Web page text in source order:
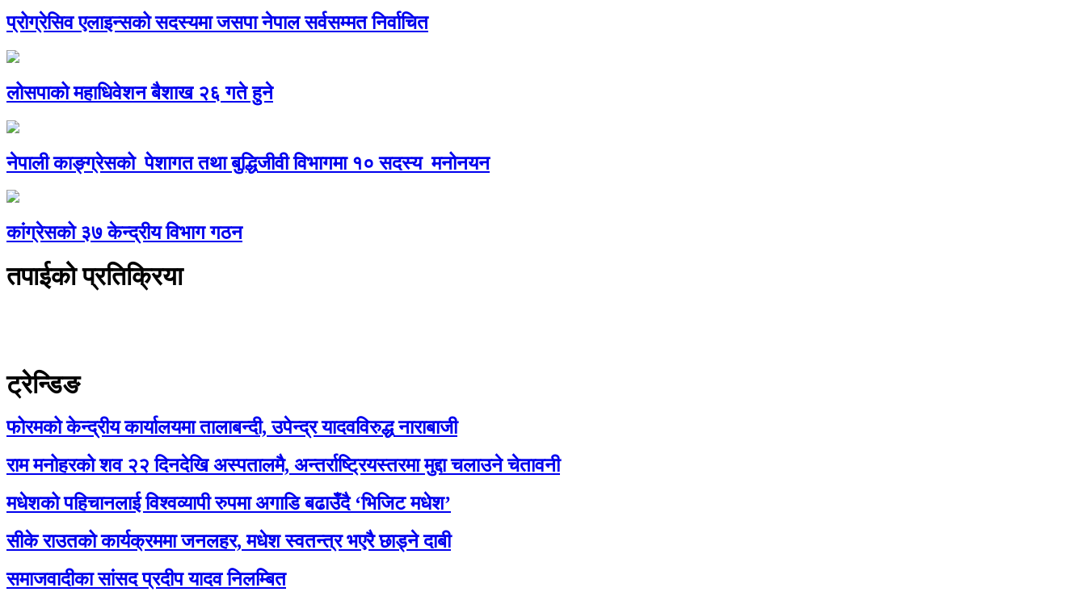
प्रोग्रेसिव एलाइन्सको सदस्यमा जसपा नेपाल सर्वसम्मत निर्वाचित
लोसपाको महाधिवेशन बैशाख २६ गते हुने
नेपाली काङ्ग्रेसको पेशागत तथा बुद्धिजीवी विभागमा १० सदस्य मनोनयन
कांग्रेसको ३७ केन्द्रीय विभाग गठन
तपाईको प्रतिक्रिया
ट्रेन्डिङ
फोरमको केन्द्रीय कार्यालयमा तालाबन्दी, उपेन्द्र यादवविरुद्ध नाराबाजी
राम मनोहरको शव २२ दिनदेखि अस्पतालमै, अन्तर्राष्ट्रियस्तरमा मुद्दा चलाउने चेतावनी
मधेशको पहिचानलाई विश्वव्यापी रुपमा अगाडि बढाउँदै ‘भिजिट मधेश’
सीके राउतको कार्यक्रममा जनलहर, मधेश स्वतन्त्र भएरै छाड्ने दाबी
समाजवादीका सांसद प्रदीप यादव निलम्बित